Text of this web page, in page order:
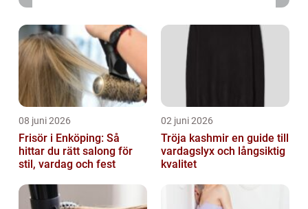
08 juni 2026
Frisör i Enköping: Så
hittar du rätt salong för
stil, vardag och fest
02 juni 2026
Tröja kashmir en guide till
vardagslyx och långsiktig
kvalitet